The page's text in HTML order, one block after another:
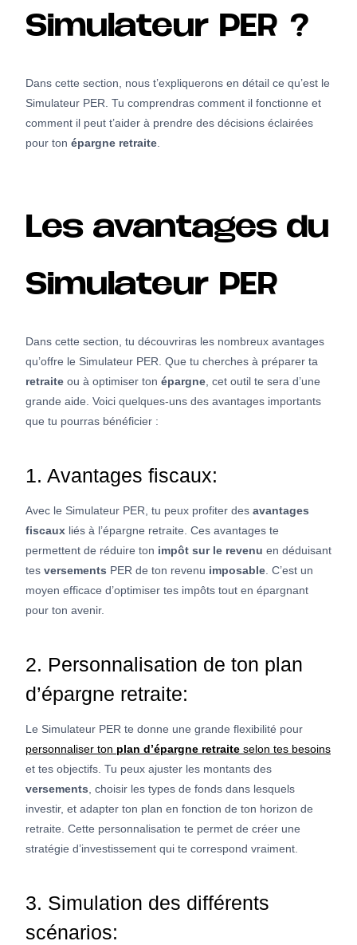
Simulateur PER ?
Dans cette section, nous t’expliquerons en détail ce qu’est le
Simulateur PER. Tu comprendras comment il fonctionne et
comment il peut t’aider à prendre des décisions éclairées
pour ton épargne retraite
Les avantages du
Simulateur PER
Dans cette section, tu découvriras les nombreux avantages
qu’offre le Simulateur PER. Que tu cherches à préparer ta
retraite ou à optimiser ton épargne , cet outil te sera d’une
grande aide. Voici quelques-uns des avantages importants
que tu pourras bénéficier :
1. Avantages fiscaux:
Avec le Simulateur PER, tu peux profiter des avantages
fiscaux liés à l’épargne retraite. Ces avantages te
permettent de réduire ton impôt sur le revenu en déduisant
tes versements PER de ton revenu imposable . C’est un
moyen efficace d’optimiser tes impôts tout en épargnant
pour ton avenir.
2. Personnalisation de ton plan
d’épargne retraite:
Le Simulateur PER te donne une grande flexibilité pour
personnaliser ton plan d’épargne retraite selon tes besoins
et tes objectifs. Tu peux ajuster les montants des
versements , choisir les types de fonds dans lesquels
investir, et adapter ton plan en fonction de ton horizon de
retraite. Cette personnalisation te permet de créer une
stratégie d’investissement qui te correspond vraiment.
3. Simulation des différents
scénarios: